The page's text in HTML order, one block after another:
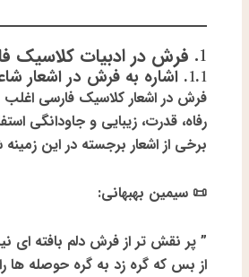
1. فرش در ادبیات کلاسیک فارسی
1.1. اشاره به فرش در اشعار شاعران بزرگ
فرش در اشعار کلاسیک فارسی اغلب
رفاه، قدرت، زیبایی و جاودانگی
برخی از اشعار برجسته در این
📜سیمین بهبهانی:
” پر نقش تر از فرش دلم بافته ای
از بس که گره زد به گره حوصله ها